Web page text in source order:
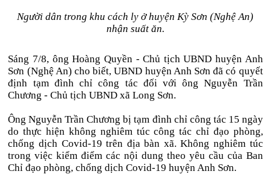
Người dân trong khu cách ly ở huyện Kỳ Sơn (Nghệ An)
nhận suất ăn.
Sáng 7/8, ông Hoàng Quyền - Chủ tịch UBND huyện Anh
Sơn (Nghệ An) cho biết, UBND huyện Anh Sơn đã có quyết
định tạm đình chỉ công tác đối với ông Nguyễn Trần
Chương - Chủ tịch UBND xã Long Sơn.
Ông Nguyễn Trần Chương bị tạm đình chỉ công tác 15 ngày
do thực hiện không nghiêm túc công tác chỉ đạo phòng,
chống dịch Covid-19 trên địa bàn xã. Không nghiêm túc
trong việc kiểm điểm các nội dung theo yêu cầu của Ban
Chỉ đạo phòng, chống dịch Covid-19 huyện Anh Sơn.